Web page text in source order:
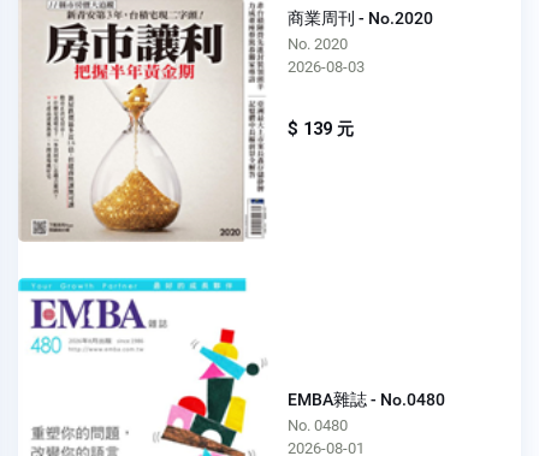
商業周刊 - No.2020
No. 2020
2026-08-03
$ 139 元
EMBA雜誌 - No.0480
No. 0480
2026-08-01